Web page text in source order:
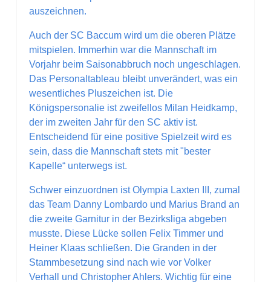
auszeichnen.
Auch der SC Baccum wird um die oberen Plätze
mitspielen. Immerhin war die Mannschaft im
Vorjahr beim Saisonabbruch noch ungeschlagen.
Das Personaltableau bleibt unverändert, was ein
wesentliches Pluszeichen ist. Die
Königspersonalie ist zweifellos Milan Heidkamp,
der im zweiten Jahr für den SC aktiv ist.
Entscheidend für eine positive Spielzeit wird es
sein, dass die Mannschaft stets mit "bester
Kapelle“ unterwegs ist.
Schwer einzuordnen ist Olympia Laxten III, zumal
das Team Danny Lombardo und Marius Brand an
die zweite Garnitur in der Bezirksliga abgeben
musste. Diese Lücke sollen Felix Timmer und
Heiner Klaas schließen. Die Granden in der
Stammbesetzung sind nach wie vor Volker
Verhall und Christopher Ahlers. Wichtig für eine